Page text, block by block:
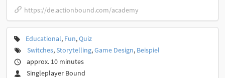
https://de.actionbound.com/academy
Educational, Fun,Quiz
Switches,Storytelling,Game Design, Beispiel
approx. 10 minutes
Singleplayer Bound